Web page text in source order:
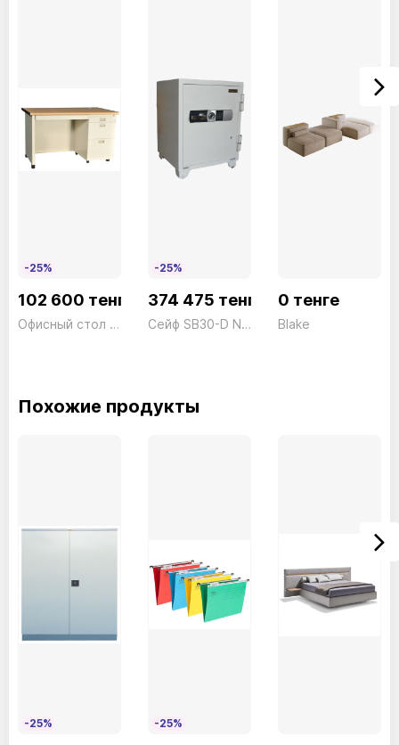
89/48cm
Премиум Экологическая Кожа
TRP14Avio
TRP12Бежевый
TRP08Печенье
TRP13Позолоченная бронза
-25%
102 600 тенге
Офисный стол с тумбой DNP127 President
-25%
374 475 тенге
Сейф SB30-D NN Электронный Белый President ш590*г597*в760 155кг
0 тенге
Blake
Похожие продукты
-25% -25%